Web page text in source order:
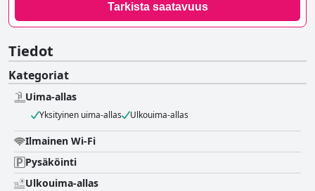
Tarkista saatavuus
Tiedot
Kategoriat
Uima-allas
Yksityinen uima-allas Ulkouima-allas
Ilmainen Wi-Fi
Pysäköinti
Ulkouima-allas